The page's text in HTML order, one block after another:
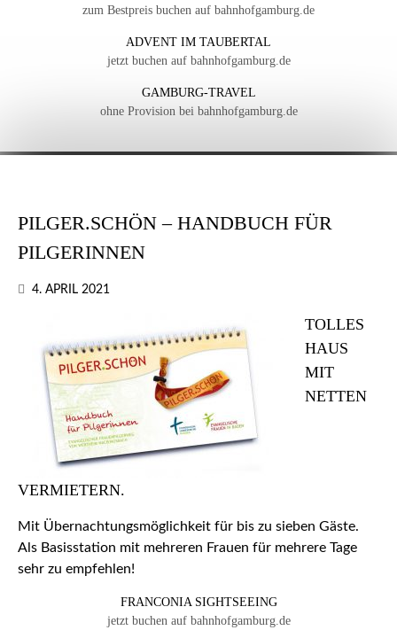
zum Bestpreis buchen auf bahnhofgamburg.de
ADVENT IM TAUBERTAL
jetzt buchen auf bahnhofgamburg.de
GAMBURG-TRAVEL
ohne Provision bei bahnhofgamburg.de
PILGER.SCHÖN – HANDBUCH FÜR
PILGERINNEN
4. APRIL 2021
TOLLES
HAUS
MIT
NETTEN
VERMIETERN.
Mit Übernachtungsmöglichkeit für bis zu sieben Gäste.
Als Basisstation mit mehreren Frauen für mehrere Tage
sehr zu empfehlen!
FRANCONIA SIGHTSEEING
jetzt buchen auf bahnhofgamburg.de